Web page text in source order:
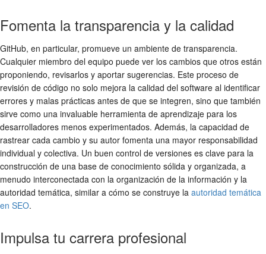
Fomenta la transparencia y la calidad
GitHub, en particular, promueve un ambiente de transparencia.
Cualquier miembro del equipo puede ver los cambios que otros están
proponiendo, revisarlos y aportar sugerencias. Este proceso de
revisión de código no solo mejora la calidad del software al identificar
errores y malas prácticas antes de que se integren, sino que también
sirve como una invaluable herramienta de aprendizaje para los
desarrolladores menos experimentados. Además, la capacidad de
rastrear cada cambio y su autor fomenta una mayor responsabilidad
individual y colectiva. Un buen control de versiones es clave para la
construcción de una base de conocimiento sólida y organizada, a
menudo interconectada con la organización de la información y la
autoridad temática, similar a cómo se construye la autoridad temática
en SEO.
Impulsa tu carrera profesional